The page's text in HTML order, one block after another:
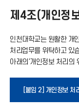
제4조(개인정
인천대학교는 원활한 개
처리업무를 위탁하고 있
아래의‘개인정보 처리의
[붙임 2] 개인정보 처